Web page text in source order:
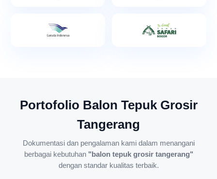
Portofolio Balon Tepuk Grosir
Tangerang
Dokumentasi dan pengalaman kami dalam menangani
berbagai kebutuhan "balon tepuk grosir tangerang"
dengan standar kualitas terbaik.